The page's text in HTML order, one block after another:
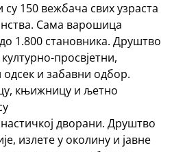
150 вежбача свих узраста
Сама варошица
1.800 становника. Друштво
просвјетни,
и забавни одбор.
књижницу и љетно
дворани. Друштво
излете у околину и јавне